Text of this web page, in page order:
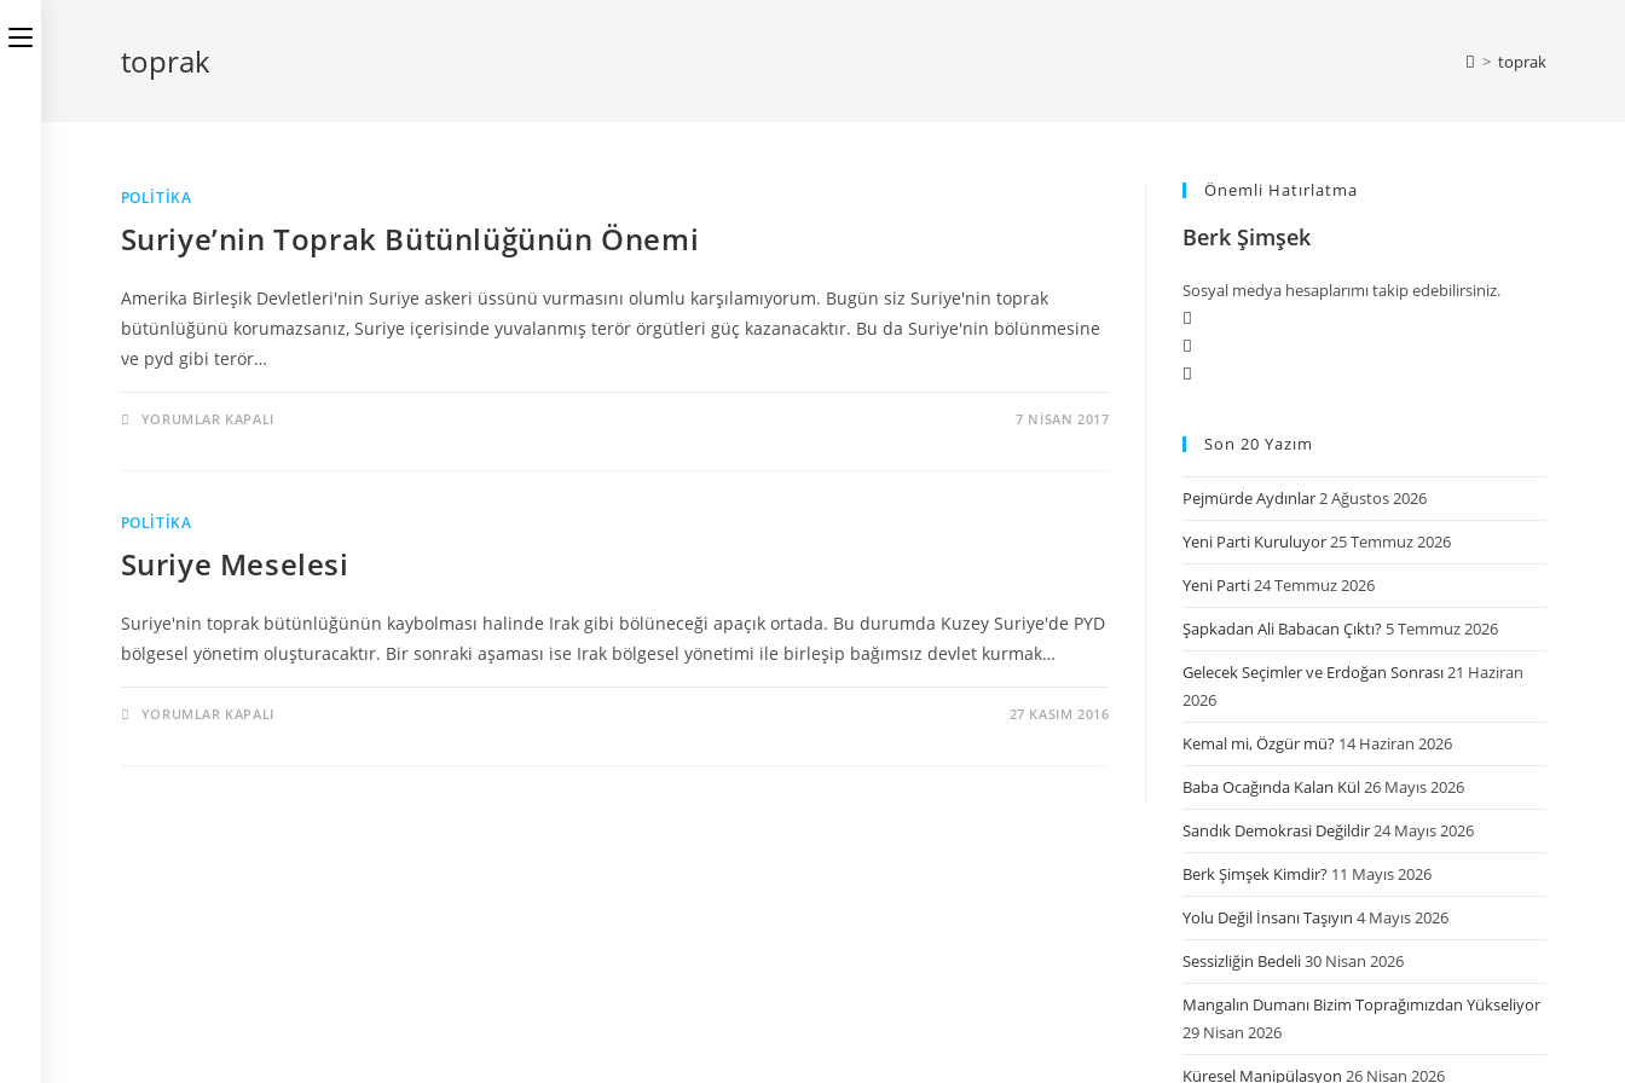
toprak > toprak
POLITIKA
Suriye’nin Toprak Bütünlüğünün Önemi
Amerika Birleşik Devletleri'nin Suriye askeri üssünü vurmasını olumlu karşılamıyorum. Bugün siz Suriye'nin toprak
bütünlüğünü korumazsanız, Suriye içerisinde yuvalanmış terör örgütleri güç kazanacaktır. Bu da Suriye'nin bölünmesine
ve pyd gibi terör…
YORUMLAR KAPALI 7 NISAN 2017
POLITIKA
Suriye Meselesi
Suriye'nin toprak bütünlüğünün kaybolması halinde Irak gibi bölüneceği apaçık ortada. Bu durumda Kuzey Suriye'de PYD
bölgesel yönetim oluşturacaktır. Bir sonraki aşaması ise Irak bölgesel yönetimi ile birleşip bağımsız devlet kurmak…
YORUMLAR KAPALI 27 KASIM 2016
Önemli Hatırlatma
Berk Şimşek
Sosyal medya hesaplarımı takip edebilirsiniz.
Son 20 Yazım
Pejmürde Aydınlar2 Ağustos 2026
Yeni Parti Kuruluyor25 Temmuz 2026
Yeni Parti24 Temmuz 2026
Şapkadan Ali Babacan Çıktı? 5 Temmuz 2026
Gelecek Seçimler ve Erdoğan Sonrası21 Haziran
2026
Kemal mi, Özgür mü? 14 Haziran 2026
Baba Ocağında Kalan Kül26 Mayıs 2026
Sandık Demokrasi Değildir24 Mayıs 2026
Berk Şimşek Kimdir? 11 Mayıs 2026
Yolu Değil İnsanı Taşıyın 4 Mayıs 2026
Sessizliğin Bedeli30 Nisan 2026
Mangalın Dumanı Bizim Toprağımızdan Yükseliyor
29 Nisan 2026
Küresel Manipülasyon 26 Nisan 2026